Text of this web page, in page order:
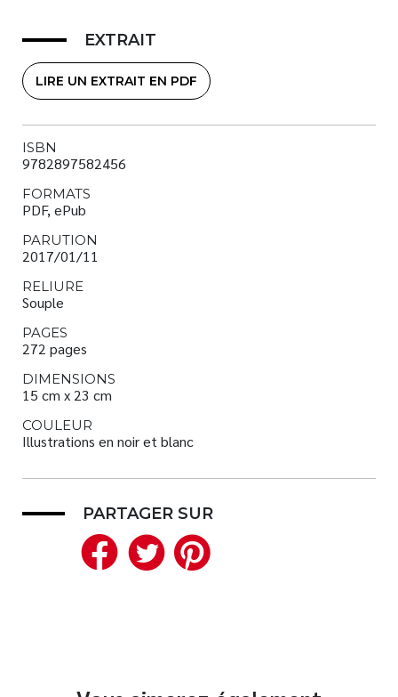
EXTRAIT
LIRE UN EXTRAIT EN PDF
ISBN
9782897582456
FORMATS
PDF, ePub
PARUTION
2017/01/11
RELIURE
Souple
PAGES
272 pages
DIMENSIONS
15 cm x 23 cm
COULEUR
Illustrations en noir et blanc
PARTAGER SUR
Facebook
Twitter